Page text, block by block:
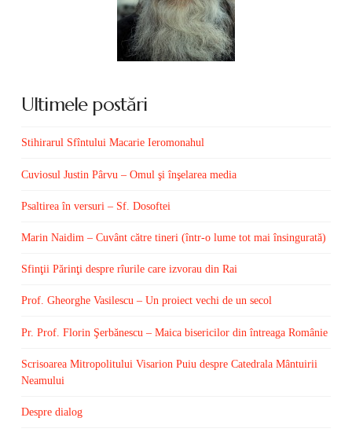
Ultimele postări
Stihirarul Sfîntului Macarie Ieromonahul
Cuviosul Justin Pârvu – Omul şi înşelarea media
Psaltirea în versuri – Sf. Dosoftei
Marin Naidim – Cuvânt către tineri (într-o lume tot mai însingurată)
Sfinţii Părinţi despre rîurile care izvorau din Rai
Prof. Gheorghe Vasilescu – Un proiect vechi de un secol
Pr. Prof. Florin Şerbănescu – Maica bisericilor din întreaga Românie
Scrisoarea Mitropolitului Visarion Puiu despre Catedrala Mântuirii
Neamului
Despre dialog